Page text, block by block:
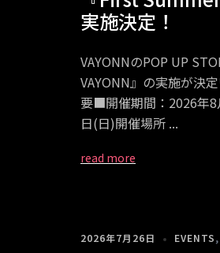
実施決定！
VAYONNのPOP UP
VAYONN』の実施が決
要■開催期間：2026年
日(日)開催場所
2026年7月26日 EVENTS,